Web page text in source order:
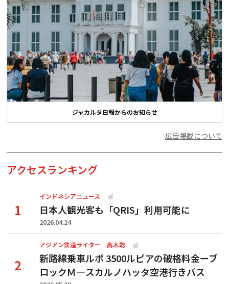
ジャカルタ日報からのお知らせ
広告掲載について
アクセスランキング
インドネシアニュース
日本人観光客も「QRIS」利用可能に
2026.04.24
アジアン鉄道ライター 高木聡
新路線乗車ルポ 3500ルピアの破格料金ーブ
ロックＭ―スカルノハッタ空港行きバス